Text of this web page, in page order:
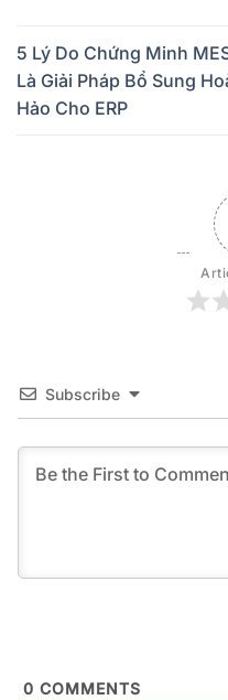
5 Lý Do Chứng Minh
Là Giải Pháp Bổ Sung
Hảo Cho ERP
Subscribe
0 COMMENTS